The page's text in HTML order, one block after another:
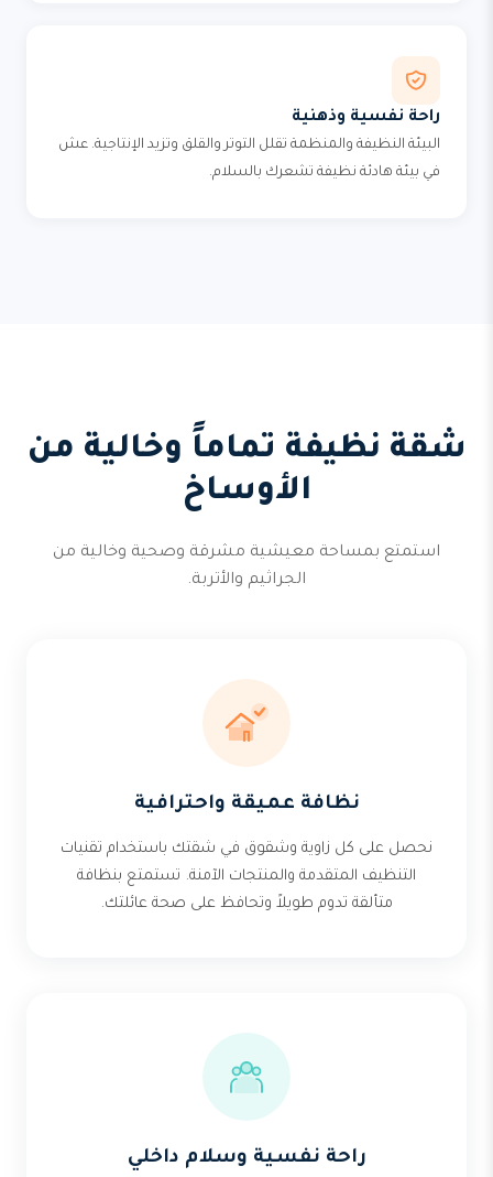
راحة نفسية وذهنية
البيئة النظيفة والمنظمة تقلل التوتر والقلق وتزيد الإنتاجية. عش
في بيئة هادئة نظيفة تشعرك بالسلام.
شقة نظيفة تماماً وخالية من
الأوساخ
استمتع بمساحة معيشية مشرقة وصحية وخالية من
الجراثيم والأتربة.
نظافة عميقة واحترافية
نحصل على كل زاوية وشقوق في شقتك باستخدام تقنيات
التنظيف المتقدمة والمنتجات الآمنة. تستمتع بنظافة
متألقة تدوم طويلاً وتحافظ على صحة عائلتك.
راحة نفسية وسلام داخلي